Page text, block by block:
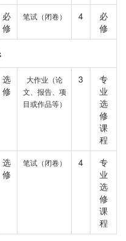
必
修
笔试（闭卷） 4
必
修
选
修
大作业（论
文、报告、项
目或作品等）
3
专
业
选
修
课
程
选
修
笔试（闭卷） 4
专
业
选
修
课
程